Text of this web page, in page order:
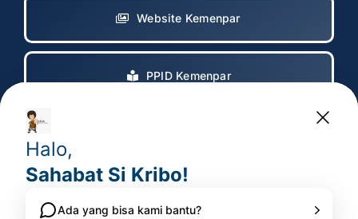
Website Kemenpar
PPID Kemenpar
Copyright 2017 – 2025 © All rights reserved. • Badan
Pelaksana Otorita Borobudur